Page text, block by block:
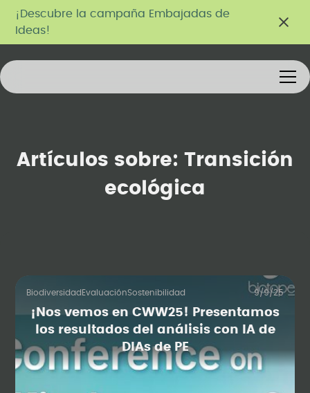
¡Descubre la campaña Embajadas de
Ideas!
Artículos sobre: Transición
ecológica
Biodiversidad EvaluaciónSostenibilidad 9/9/25
¡Nos vemos en CWW25! Presentamos
los resultados del análisis con IA de
DIAs de PE